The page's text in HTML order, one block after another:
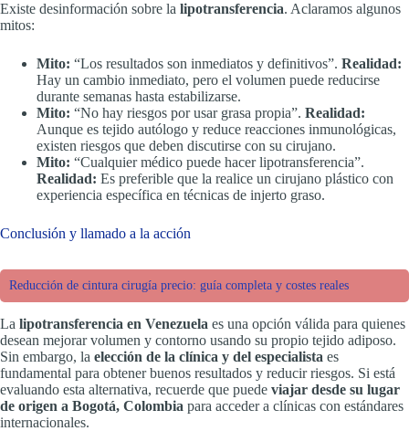
Existe desinformación sobre la lipotransferencia. Aclaramos algunos
mitos:
Mito: “Los resultados son inmediatos y definitivos”. Realidad:
Hay un cambio inmediato, pero el volumen puede reducirse
durante semanas hasta estabilizarse.
Mito: “No hay riesgos por usar grasa propia”. Realidad:
Aunque es tejido autólogo y reduce reacciones inmunológicas,
existen riesgos que deben discutirse con su cirujano.
Mito: “Cualquier médico puede hacer lipotransferencia”.
Realidad: Es preferible que la realice un cirujano plástico con
experiencia específica en técnicas de injerto graso.
Conclusión y llamado a la acción
Reducción de cintura cirugía precio: guía completa y costes reales
La lipotransferencia en Venezuela es una opción válida para quienes
desean mejorar volumen y contorno usando su propio tejido adiposo.
Sin embargo, la elección de la clínica y del especialista es
fundamental para obtener buenos resultados y reducir riesgos. Si está
evaluando esta alternativa, recuerde que puede viajar desde su lugar
de origen a Bogotá, Colombia para acceder a clínicas con estándares
internacionales.